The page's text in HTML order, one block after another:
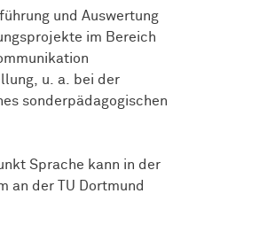
und Auswertung
im Bereich
u. a. bei der
sonderpädagogischen
Sprache kann in der
an der TU Dortmund